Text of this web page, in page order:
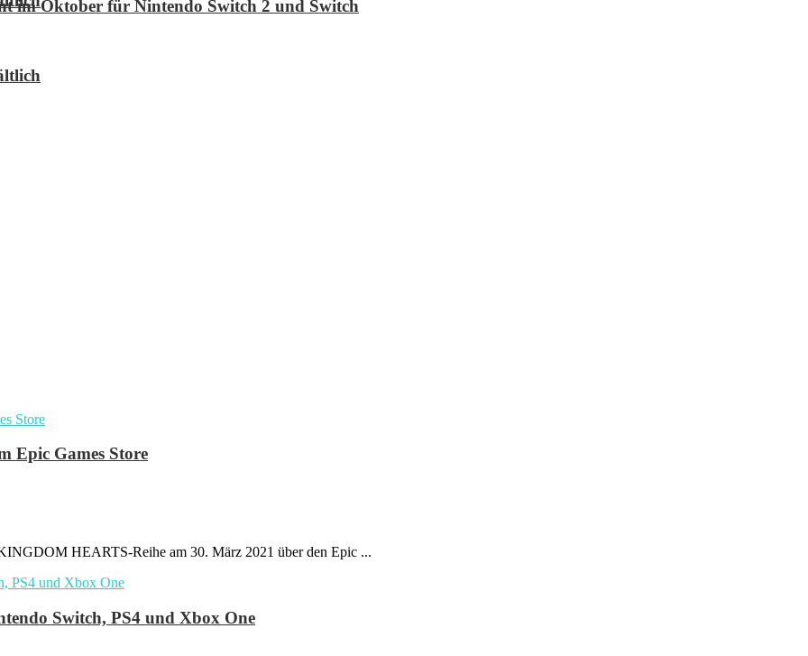
im Oktober für Nintendo Switch 2 und Switch
Epic Games Store
HEARTS-Reihe am 30. März 2021 über den Epic ...
Switch, PS4 und Xbox One